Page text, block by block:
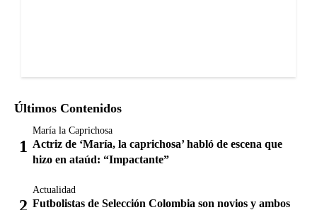
Últimos Contenidos
María la Caprichosa
Actriz de ‘María, la caprichosa’ habló de escena que
hizo en ataúd: “Impactante”
Actualidad
Futbolistas de Selección Colombia son novios y ambos